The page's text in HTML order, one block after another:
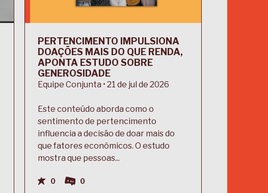
PERTENCIMENTO IMPULSIONA
DOAÇÕES MAIS DO QUE RENDA,
APONTA ESTUDO SOBRE
GENEROSIDADE
Equipe Conjunta • 21 de jul de 2026
Este conteúdo aborda como o
sentimento de pertencimento
influencia a decisão de doar mais do
que fatores econômicos. O estudo
mostra que pessoas...
0 0